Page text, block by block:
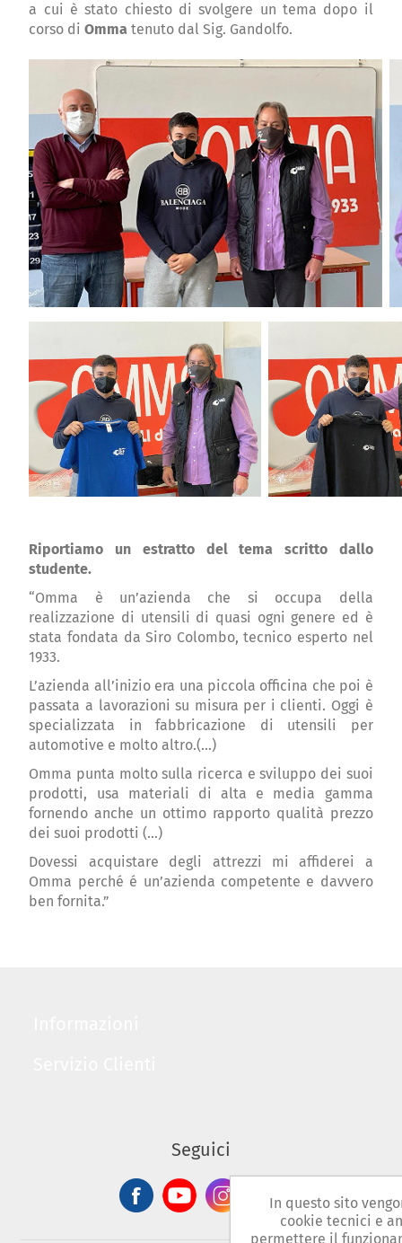
a cui è stato chiesto di svolgere un tema dopo il
corso diOmmatenuto dal Sig. Gandolfo.
Riportiamo un estratto del tema scritto dallo
studente.
“Omma è un’azienda che si occupa della
realizzazione di utensili di quasi ogni genere ed è
stata fondata da Siro Colombo, tecnico esperto nel
1933.
L’azienda all’inizio era una piccola officina che poi è
passata a lavorazioni su misura per i clienti. Oggi è
specializzata in fabbricazione di utensili per
automotive e molto altro.(…)
Omma punta molto sulla ricerca e sviluppo dei suoi
prodotti, usa materiali di alta e media gamma
fornendo anche un ottimo rapporto qualità prezzo
dei suoi prodotti (…)
Dovessi acquistare degli attrezzi mi affiderei a
Omma perché é un’azienda competente e davvero
ben fornita.”
Seguici
In questo sito
cookie tecnici e
permettere il